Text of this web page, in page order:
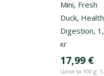
Mini, Fresh
Duck,
Digestion,
кг
Цена
17,99 €
Цена за 100 g: